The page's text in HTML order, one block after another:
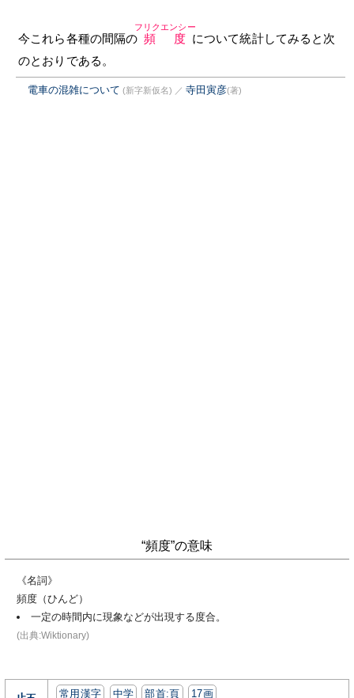
今これら各種の間隔の 頻度
フリクエンシー
について統計してみると次
のとおりである。
電車の混雑について (新字新仮名) ／ 寺田寅彦(著)
“頻度”の意味
《名詞》
頻度（ひんど）
一定の時間内に現象などが出現する度合。
(出典:Wiktionary)
常用漢字 中学 部首:⾴ 17画